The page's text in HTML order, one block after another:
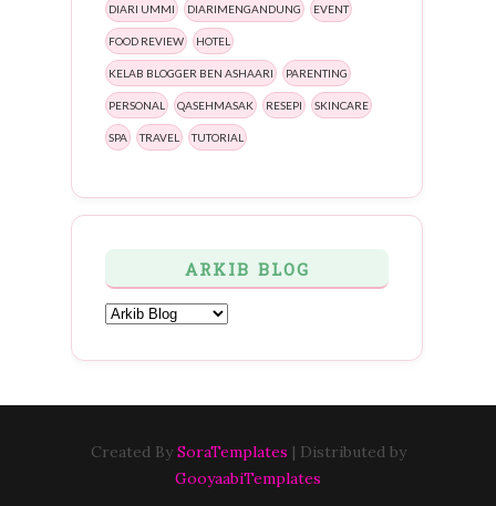
DIARI UMMI DIARIMENGANDUNG EVENT
FOOD REVIEW HOTEL
KELAB BLOGGER BEN ASHAARI PARENTING
PERSONAL QASEHMASAK RESEPI SKINCARE
SPA TRAVEL TUTORIAL
ARKIB BLOG
Created By SoraTemplates | Distributed by
GooyaabiTemplates